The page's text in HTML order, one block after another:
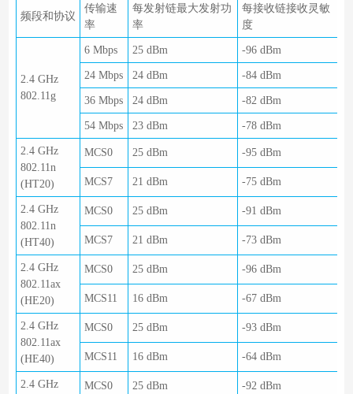
频段和协议
传输速
率
每发射链最大发射功
率
每接收链接收灵敏
度
2.4 GHz
802.11g
6 Mbps 25 dBm -96 dBm
24 Mbps 24 dBm -84 dBm
36 Mbps 24 dBm -82 dBm
54 Mbps 23 dBm -78 dBm
2.4 GHz
802.11n
(HT20)
MCS0 25 dBm -95 dBm
MCS7 21 dBm -75 dBm
2.4 GHz
802.11n
(HT40)
MCS0 25 dBm -91 dBm
MCS7 21 dBm -73 dBm
2.4 GHz
802.11ax
(HE20)
MCS0 25 dBm -96 dBm
MCS11 16 dBm -67 dBm
2.4 GHz
802.11ax
(HE40)
MCS0 25 dBm -93 dBm
MCS11 16 dBm -64 dBm
2.4 GHz
MCS0 25 dBm -92 dBm